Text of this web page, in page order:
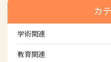
カ
学術関連
学術・研究
教育関連